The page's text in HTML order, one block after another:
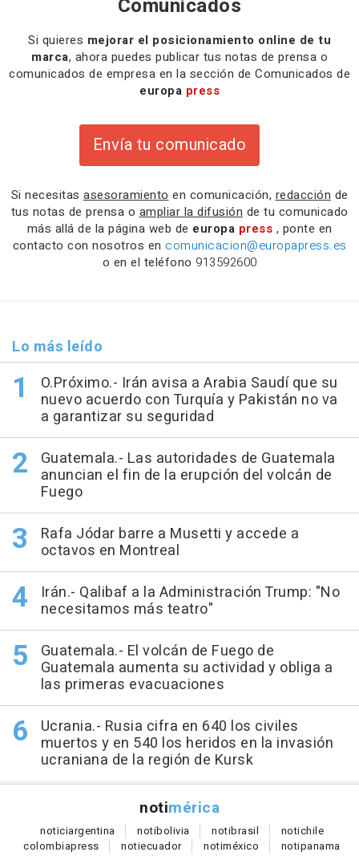
Comunicados
Si quieres mejorar el posicionamiento online de tu
marca, ahora puedes publicar tus notas de prensa o
comunicados de empresa en la sección de Comunicados de
europa press
Envía tu comunicado
Si necesitas asesoramiento en comunicación, redacción de
tus notas de prensa o ampliar la difusión de tu comunicado
más allá de la página web de europa press , ponte en
contacto con nosotros en comunicacion@europapress.es
o en el teléfono 913592600
Lo más leído
O.Próximo.- Irán avisa a Arabia Saudí que su
nuevo acuerdo con Turquía y Pakistán no va
a garantizar su seguridad
Guatemala.- Las autoridades de Guatemala
anuncian el fin de la erupción del volcán de
Fuego
Rafa Jódar barre a Musetti y accede a
octavos en Montreal
Irán.- Qalibaf a la Administración Trump: "No
necesitamos más teatro"
Guatemala.- El volcán de Fuego de
Guatemala aumenta su actividad y obliga a
las primeras evacuaciones
Ucrania.- Rusia cifra en 640 los civiles
muertos y en 540 los heridos en la invasión
ucraniana de la región de Kursk
notimérica
noticiargentina notibolivia notibrasil notichile
colombiapress notiecuador notiméxico notipanama